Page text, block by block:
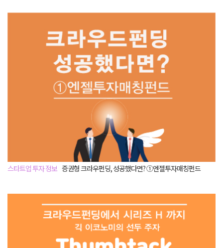
스타트업 투자 정보 증권형 크라우펀딩, 성공했다면? ①엔젤투자매칭펀드